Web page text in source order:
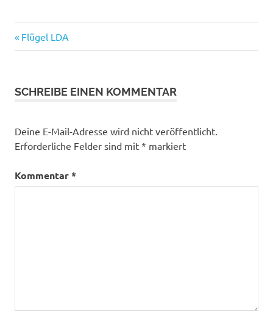
Beitragsnavigation
Vorheriger
Beitrag:
Flügel LDA
SCHREIBE EINEN KOMMENTAR
Deine E-Mail-Adresse wird nicht veröffentlicht.
Erforderliche Felder sind mit * markiert
Kommentar*